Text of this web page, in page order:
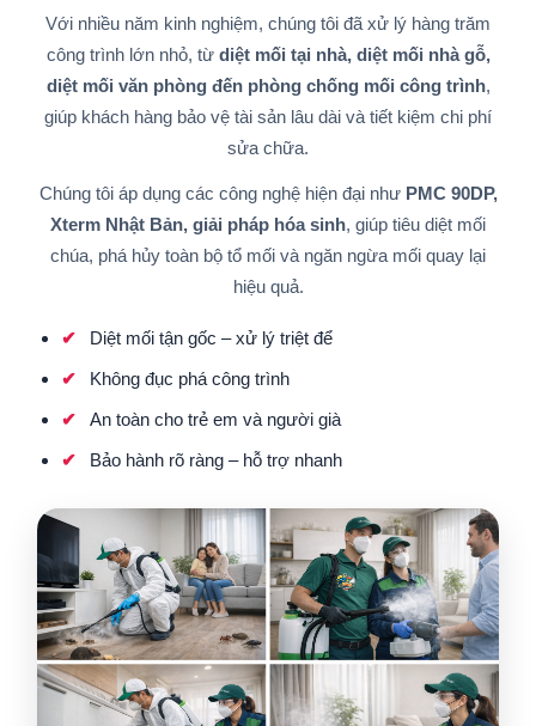
Với nhiều năm kinh nghiệm, chúng tôi đã xử lý hàng trăm
công trình lớn nhỏ, từ diệt mối tại nhà, diệt mối nhà gỗ,
diệt mối văn phòng đến phòng chống mối công trình,
giúp khách hàng bảo vệ tài sản lâu dài và tiết kiệm chi phí
sửa chữa.
Chúng tôi áp dụng các công nghệ hiện đại như PMC 90DP,
Xterm Nhật Bản, giải pháp hóa sinh, giúp tiêu diệt mối
chúa, phá hủy toàn bộ tổ mối và ngăn ngừa mối quay lại
hiệu quả.
Diệt mối tận gốc – xử lý triệt để
Không đục phá công trình
An toàn cho trẻ em và người già
Bảo hành rõ ràng – hỗ trợ nhanh